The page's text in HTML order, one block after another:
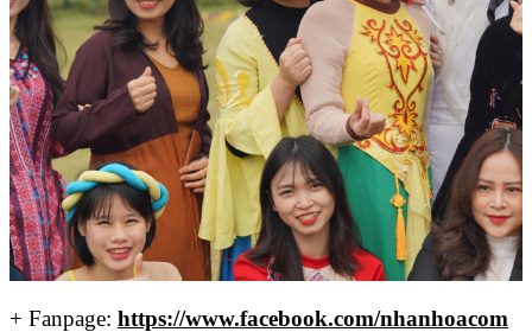
+ Fanpage: https://www.facebook.com/nhanhoacom